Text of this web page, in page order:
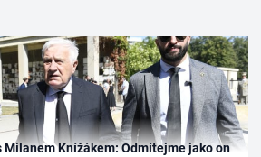
Knížákem: Odmítejme jako on